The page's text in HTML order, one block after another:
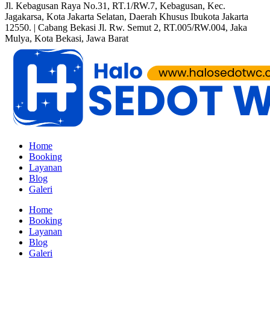
Jl. Kebagusan Raya No.31, RT.1/RW.7, Kebagusan, Kec.
Jagakarsa, Kota Jakarta Selatan, Daerah Khusus Ibukota Jakarta
12550. | Cabang Bekasi Jl. Rw. Semut 2, RT.005/RW.004, Jaka
Mulya, Kota Bekasi, Jawa Barat
Home
Booking
Layanan
Blog
Galeri
Home
Booking
Layanan
Blog
Galeri